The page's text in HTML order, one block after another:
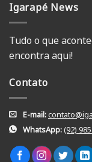
Igarapé News
Tudo o que
encontra aqui!
Contato
E-mail:
WhatsApp:(92)